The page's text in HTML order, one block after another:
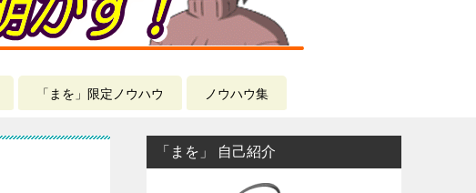
「まを」限定ノウハウ ノウハウ集
「まを」 自己紹介